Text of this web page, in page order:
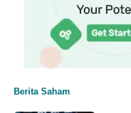
Berita Saham